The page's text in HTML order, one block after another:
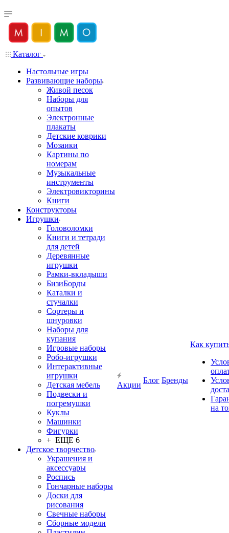
Каталог
Настольные игры
Развивающие наборы
Живой песок
Наборы для
опытов
Электронные
плакаты
Детские коврики
Мозаики
Картины по
номерам
Музыкальные
инструменты
Электровикторины
Книги
Конструкторы
Игрушки
Головоломки
Книги и тетради
для детей
Деревянные
игрушки
Рамки-вкладыши
БизиБорды
Каталки и
стучалки
Сортеры и
шнуровки
Наборы для
купания
Игровые наборы
Робо-игрушки
Интерактивные
игрушки
Детская мебель
Подвески и
погремушки
Куклы
Машинки
Фигурки
+ ЕЩЕ 6
Детское творчество
Украшения и
аксессуары
Роспись
Гончарные наборы
Доски для
рисования
Свечные наборы
Сборные модели
Акции
Блог Бренды
Как
на